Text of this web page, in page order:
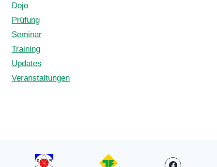
Dojo
Prüfung
Seminar
Training
Updates
Veranstaltungen